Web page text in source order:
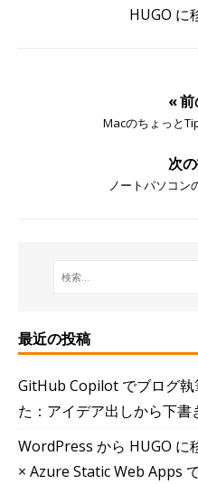
HUGO に
«
Macのちょっと
次
ノートパソコン
最近の投稿
GitHub Copilot でブログ
た：アイデア出しから下書
WordPress から HUGO
× Azure Static Web Apps